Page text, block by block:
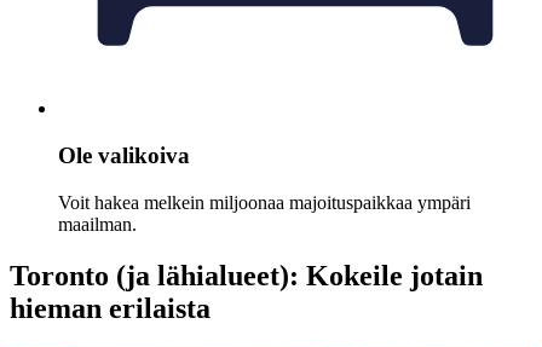
Ole valikoiva
Voit hakea melkein miljoonaa majoituspaikkaa ympäri
maailman.
Toronto (ja lähialueet): Kokeile jotain
hieman erilaista